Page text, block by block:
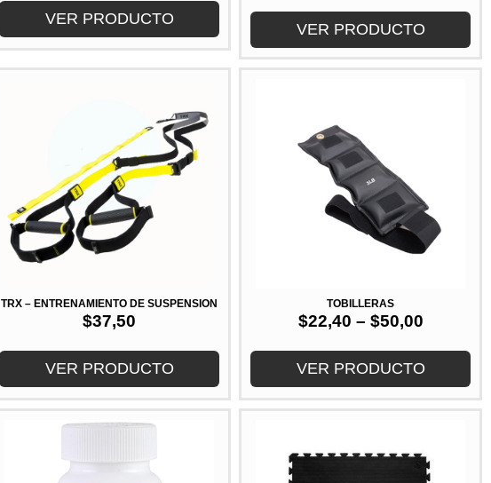
VER PRODUCTO
VER PRODUCTO
TRX – ENTRENAMIENTO DE SUSPENSIÓN
$37,50
VER PRODUCTO
TOBILLERAS
$22,40 – $50,00
VER PRODUCTO